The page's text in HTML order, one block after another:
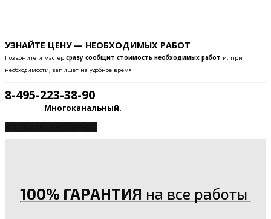
УЗНАЙТЕ ЦЕНУ — НЕОБХОДИМЫХ РАБОТ
Позвоните и мастер сразу сообщит стоимость необходимых работ и, при
необходимости, запишет на удобное время
8-495-223-38-90
Многоканальный.
100% ГАРАНТИЯ на все работы